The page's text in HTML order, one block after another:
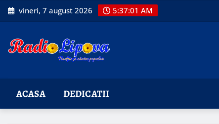
Skip
to
vineri, 7 august 2026 5:37:02 AM
ACASA DEDICATII